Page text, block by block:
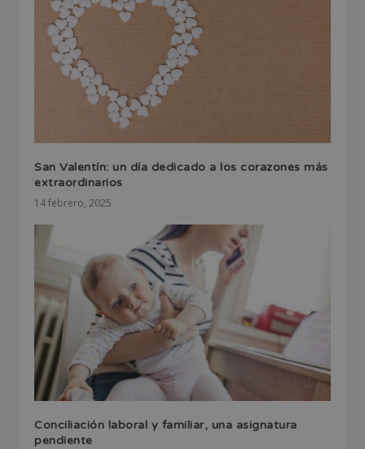
San Valentín: un día dedicado a los corazones más
extraordinarios
14 febrero, 2025
Conciliación laboral y familiar, una asignatura
pendiente